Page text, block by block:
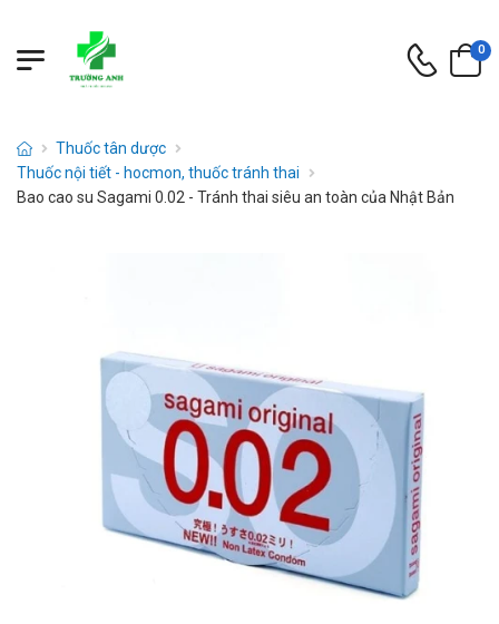
0
Thuốc tân dược
Thuốc nội tiết - hocmon, thuốc tránh thai
Bao cao su Sagami 0.02 - Tránh thai siêu an toàn của Nhật Bản